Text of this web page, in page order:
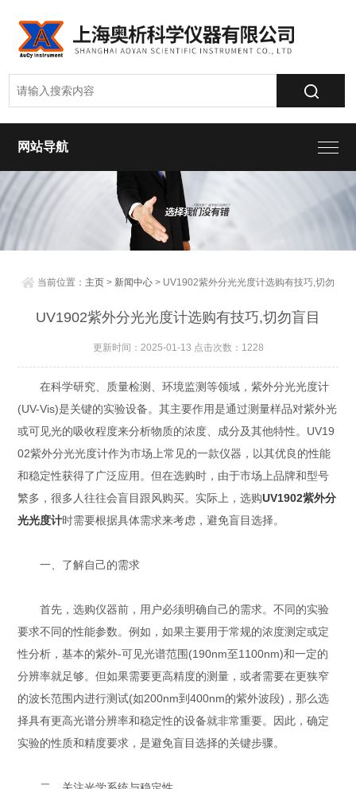
网站导航
当前位置： 主页 > 新闻中心 > UV1902紫外分光光度计选购有技巧,切勿
盲目UV1902紫外分光光度计选购有技巧,切勿盲目
更新时间：2025-01-13 点击次数：1228
在科学研究、质量检测、环境监测等领域，紫外分光光度计
(UV-Vis)是关键的实验设备。其主要作用是通过测量样品对紫外光
或可见光的吸收程度来分析物质的浓度、成分及其他特性。UV19
02紫外分光光度计作为市场上常见的一款仪器，以其优良的性能
和稳定性获得了广泛应用。但在选购时，由于市场上品牌和型号
繁多，很多人往往会盲目跟风购买。实际上，选购UV1902紫外分
光光度计时需要根据具体需求来考虑，避免盲目选择。
一、了解自己的需求
首先，选购仪器前，用户必须明确自己的需求。不同的实验
要求不同的性能参数。例如，如果主要用于常规的浓度测定或定
性分析，基本的紫外-可见光谱范围(190nm至1100nm)和一定的
分辨率就足够。但如果需要更高精度的测量，或者需要在更狭窄
的波长范围内进行测试(如200nm到400nm的紫外波段)，那么选
择具有更高光谱分辨率和稳定性的设备就非常重要。因此，确定
实验的性质和精度要求，是避免盲目选择的关键步骤。